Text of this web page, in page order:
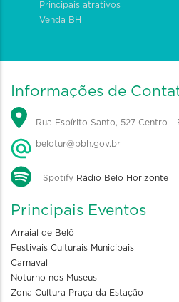
Principais atrativos
Venda BH
Informações de
Rua Espírito Santo, 527 Centro -
belotur@pbh.gov.br
Spotify Rádio Belo Horizonte
Principais Eventos
Arraial de Belô
Festivais Culturais Municipais
Carnaval
Noturno nos Museus
Zona Cultura Praça da Estação